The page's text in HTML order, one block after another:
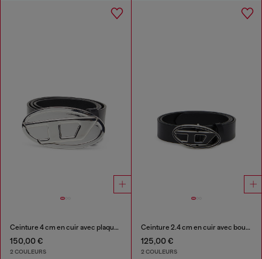
Ceinture 4 cm en cuir avec plaque Oval D
150,00 €
2 COULEURS
Ceinture 2.4 cm en cuir avec boucle Oval D émaillée
125,00 €
2 COULEURS